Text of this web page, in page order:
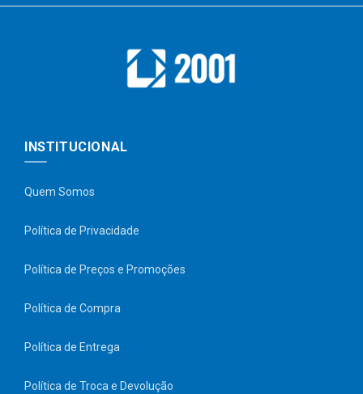
INSTITUCIONAL
Quem Somos
Política de Privacidade
Política de Preços e Promoções
Política de Compra
Política de Entrega
Política de Troca e Devolução